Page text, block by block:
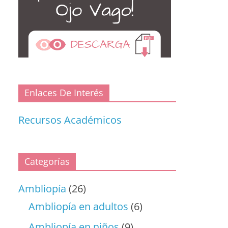
Enlaces De Interés
Recursos Académicos
Categorías
Ambliopía (26)
Ambliopía en adultos (6)